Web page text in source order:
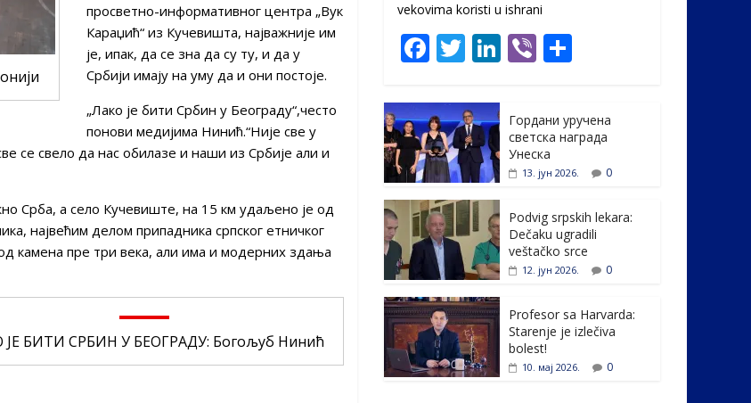
просветно-информативног центра „Вук
Караџић“ из Кучевишта, најважније им
је, ипак, да се зна да су ту, и да у
Србији имају на уму да и они постоје.
„Лако је бити Србин у Београду“,често
понови медијима Нинић.“Није све у
се свело да нас обилазе и наши из Србије али и
Срба, а село Кучевиште, на 15 км удаљено је од
највећим делом припадника српског етничког
камена пре три века, али има и модерних здања
ЈЕ БИТИ СРБИН У БЕОГРАДУ: Богољуб Нинић
vekovima koristi u ishrani
F
e
b
o
o
k
T
itt
er
Li
e
dI
n
Vi
e
Гордани уручена
светска награда
Унеска
13. јун 2026. 0
Podvig srpskih lekara:
Dečaku ugradili
veštačko srce
12. јун 2026. 0
Profesor sa Harvarda:
Starenje je izlečiva
bolest!
10. мај 2026. 0